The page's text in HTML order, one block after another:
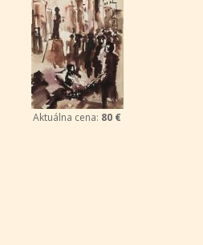
Aktuálna cena: 80 €